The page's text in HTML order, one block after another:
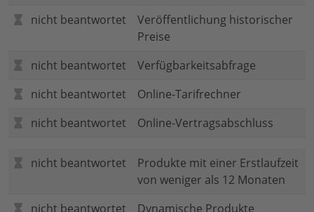
nicht beantwortet
Veröffentlichung historischer
Preise
nicht beantwortet
Verfügbarkeitsabfrage
nicht beantwortet
Online-Tarifrechner
nicht beantwortet
Online-Vertragsabschluss
nicht beantwortet
Produkte mit einer Erstlaufzeit
von weniger als 12 Monaten
nicht beantwortet
Dynamische Produkte